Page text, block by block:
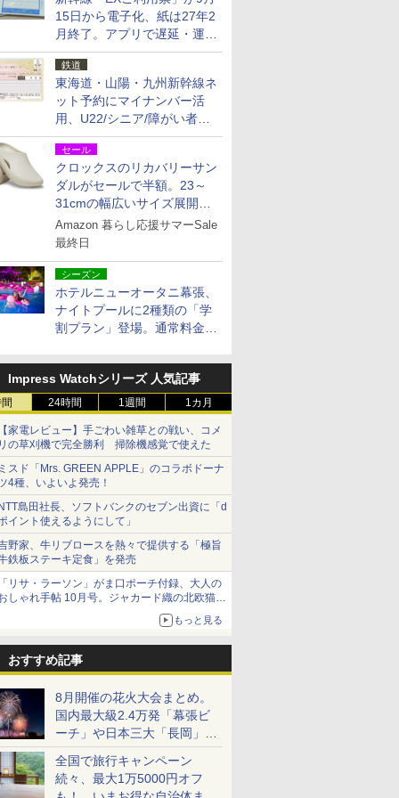
15日から電子化、紙は27年2
月終了。アプリで遅延・運休
も確認可能に
鉄道
東海道・山陽・九州新幹線ネ
ット予約にマイナンバー活
用、U22/シニア/障がい者割
を9月15日から発売
セール
クロックスのリカバリーサン
ダルがセールで半額。23～
31cmの幅広いサイズ展開、
独自のクッション素材を採用
Amazon 暮らし応援サマーSale
最終日
シーズン
ホテルニューオータニ幕張、
ナイトプールに2種類の「学
割プラン」登場。通常料金の
Impress Watchシリーズ 人気記事
24時間 1週間 1カ月
家電レビュー】手ごわい雑草との戦い、コメ
の草刈機で完全勝利 掃除機感覚で使えた
スド「Mrs. GREEN APPLE」のコラボドーナ
4種、いよいよ発売！
島田社長、ソフトバンクのセブン出資に「d
イント使えるようにして」
野家、牛リブロースを熱々で提供する「極旨
鉄板ステーキ定食」を発売
リサ・ラーソン」がま口ポーチ付録、大人の
しゃれ手帖 10月号。ジャカード織の北欧猫デ
もっと見る
おすすめ記事
8月開催の花火大会まとめ。
国内最大級2.4万発「幕張ビ
ーチ」や日本三大「長岡」な
ど大型イベント目白押し！
全国で旅行キャンペーン
続々、最大1万5000円オフ